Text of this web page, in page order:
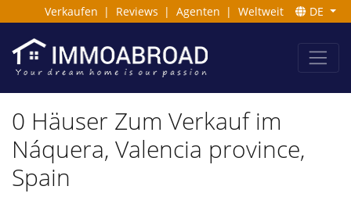
Verkaufen | Reviews | Agenten | Weltweit DE
0 Häuser Zum Verkauf im
Náquera, Valencia province,
Spain